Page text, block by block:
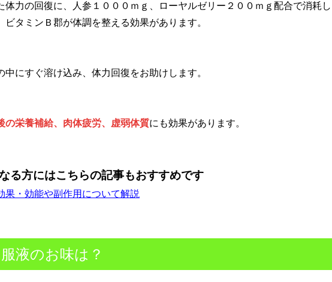
体力の回復に、人参１０００ｍｇ、ローヤルゼリー２００ｍｇ配合で消耗し
ビタミンＢ郡が体調を整える効果があります。
中にすぐ溶け込み、体力回復をお助けします。
の栄養補給、肉体疲労、虚弱体質にも効果があります。
る方にはこちらの記事もおすすめです
果・効能や副作用について解説
液のお味は？